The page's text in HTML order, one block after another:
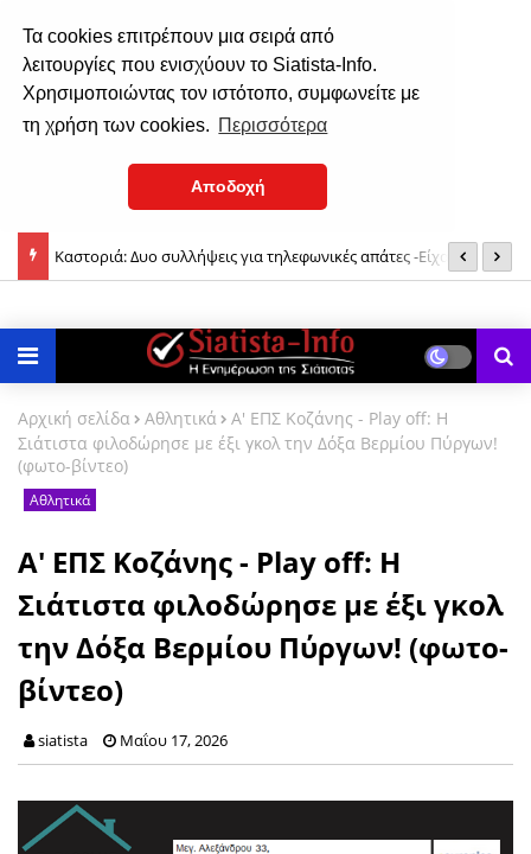
Τα cookies επιτρέπουν μια σειρά από
λειτουργίες που ενισχύουν το Siatista-Info.
Χρησιμοποιώντας τον ιστότοπο, συμφωνείτε με
τη χρήση των cookies. Περισσότερα
Αποδοχή
Με λαμπρότητα γιόρτασε τον Άγιο Νικάνορα η Σιάτιστα (φωτο-
Αρχική σελίδα Αθλητικά
Α' ΕΠΣ Κοζάνης - Play off: Η
Σιάτιστα φιλοδώρησε με έξι γκολ την Δόξα Βερμίου Πύργων!
(φωτο-βίντεο)
Αθλητικά
Α' ΕΠΣ Κοζάνης - Play off: Η
Σιάτιστα φιλοδώρησε με έξι γκολ
την Δόξα Βερμίου Πύργων! (φωτο-
βίντεο)
siatista Μαΐου 17, 2026